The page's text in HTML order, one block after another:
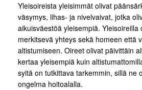
Yleisoireista yleisimmät olivat
väsymys, lihas- ja nivelvaivat, jotka
aikuisväestöä yleisempiä. Yleisoireilla
merkitsevä yhteys sekä homeen että
altistumiseen. Oireet olivat päivittäin
kertaa yleisempiä kuin
syitä on tutkittava tarkemmin, sillä ne
ongelma hoitoalalla.